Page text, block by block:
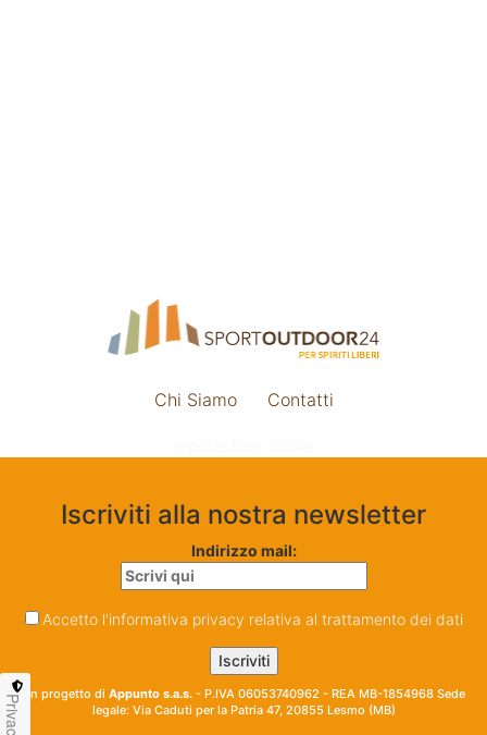
Chi Siamo Contatti
Iscriviti alla nostra newsletter
Indirizzo mail:
Accetto l'informativa privacy relativa al trattamento dei dati
Un progetto di Appunto s.a.s. - P.IVA 06053740962 - REA MB-1854968 Sede
legale: Via Caduti per la Patria 47, 20855 Lesmo (MB)
Privacy